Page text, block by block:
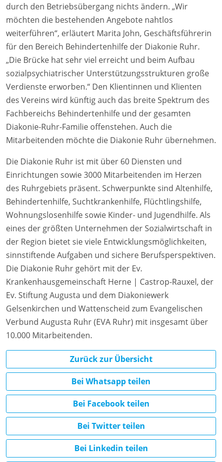
durch den Betriebsübergang nichts ändern. „Wir
möchten die bestehenden Angebote nahtlos
weiterführen“, erläutert Marita John, Geschäftsführerin
für den Bereich Behindertenhilfe der Diakonie Ruhr.
„Die Brücke hat sehr viel erreicht und beim Aufbau
sozialpsychiatrischer Unterstützungsstrukturen große
Verdienste erworben.“ Den Klientinnen und Klienten
des Vereins wird künftig auch das breite Spektrum des
Fachbereichs Behindertenhilfe und der gesamten
Diakonie-Ruhr-Familie offenstehen. Auch die
Mitarbeitenden möchte die Diakonie Ruhr übernehmen.
Die Diakonie Ruhr ist mit über 60 Diensten und
Einrichtungen sowie 3000 Mitarbeitenden im Herzen
des Ruhrgebiets präsent. Schwerpunkte sind Altenhilfe,
Behindertenhilfe, Suchtkrankenhilfe, Flüchtlingshilfe,
Wohnungslosenhilfe sowie Kinder- und Jugendhilfe. Als
eines der größten Unternehmen der Sozialwirtschaft in
der Region bietet sie viele Entwicklungsmöglichkeiten,
sinnstiftende Aufgaben und sichere Berufsperspektiven.
Die Diakonie Ruhr gehört mit der Ev.
Krankenhausgemeinschaft Herne | Castrop-Rauxel, der
Ev. Stiftung Augusta und dem Diakoniewerk
Gelsenkirchen und Wattenscheid zum Evangelischen
Verbund Augusta Ruhr (EVA Ruhr) mit insgesamt über
10.000 Mitarbeitenden.
Zurück zur Übersicht
Bei Whatsapp teilen
Bei Facebook teilen
Bei Twitter teilen
Bei Linkedin teilen